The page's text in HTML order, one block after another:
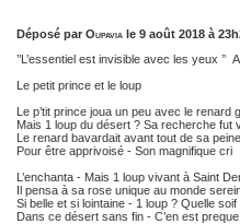
Déposé par Oupavia le 9 août 2018 à
’’L’essentiel est invisible avec les yeux
Le petit prince et le loup
Le p’tit prince joua un peu avec le renard
Mais 1 loup du désert ? Sa recherche fut
Le renard bavardait avant tout de sa peine
Pour être apprivoisé - Son magnifique cri
L’enchanta - Mais 1 loup vivant à Saint
Il pensa à sa rose unique au monde
Si belle et si lointaine - 1 loup ? Quelle soif
Dans ce désert sans fin - C’en est